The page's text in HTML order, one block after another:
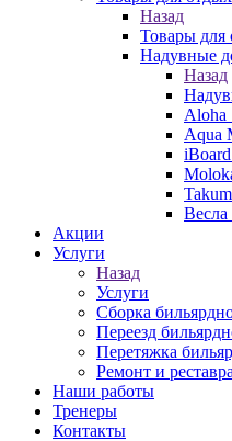
Назад
Товары для
Надувные
Назад
Aloha
Aqua
Весла
Акции
Услуги
Назад
Услуги
Сборка
Переезд
Перетяжка
Ремонт и
Наши работы
Тренеры
Контакты